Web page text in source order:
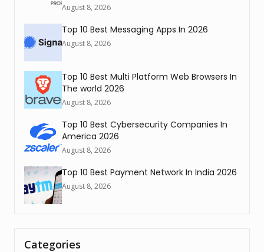
August 8, 2026
Top 10 Best Messaging Apps In 2026
August 8, 2026
Top 10 Best Multi Platform Web Browsers In
The world 2026
August 8, 2026
Top 10 Best Cybersecurity Companies In
America 2026
August 8, 2026
Top 10 Best Payment Network In India 2026
August 8, 2026
Categories